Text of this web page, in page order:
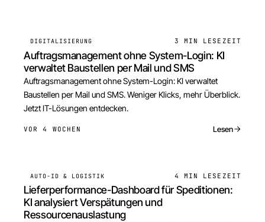
DIGITALISIERUNG 3 MIN LESEZEIT
Auftragsmanagement ohne System-Login: KI
verwaltet Baustellen per Mail und SMS
Auftragsmanagement ohne System-Login: KI verwaltet
Baustellen per Mail und SMS. Weniger Klicks, mehr Überblick.
Jetzt IT-Lösungen entdecken.
VOR 4 WOCHEN Lesen
AUTO-ID & LOGISTIK 4 MIN LESEZEIT
Lieferperformance-Dashboard für Speditionen:
KI analysiert Verspätungen und
Ressourcenauslastung